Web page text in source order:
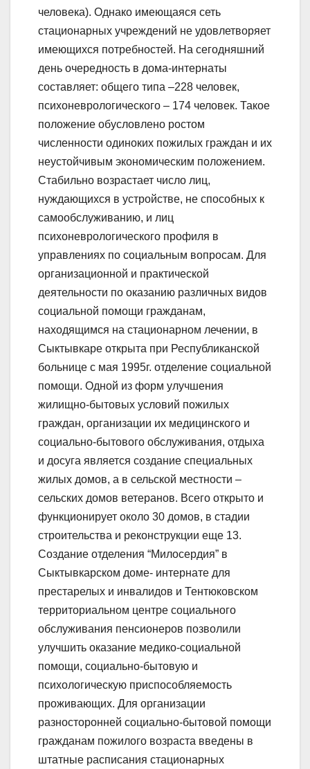
человека). Однако имеющаяся сеть
стационарных учреждений не удовлетворяет
имеющихся потребностей. На сегодняшний
день очередность в дома-интернаты
составляет: общего типа –228 человек,
психоневрологического – 174 человек. Такое
положение обусловлено ростом
численности одиноких пожилых граждан и их
неустойчивым экономическим положением.
Стабильно возрастает число лиц,
нуждающихся в устройстве, не способных к
самообслуживанию, и лиц
психоневрологического профиля в
управлениях по социальным вопросам. Для
организационной и практической
деятельности по оказанию различных видов
социальной помощи гражданам,
находящимся на стационарном лечении, в
Сыктывкаре открыта при Республиканской
больнице с мая 1995г. отделение социальной
помощи. Одной из форм улучшения
жилищно-бытовых условий пожилых
граждан, организации их медицинского и
социально-бытового обслуживания, отдыха
и досуга является создание специальных
жилых домов, а в сельской местности –
сельских домов ветеранов. Всего открыто и
функционирует около 30 домов, в стадии
строительства и реконструкции еще 13.
Создание отделения “Милосердия” в
Сыктывкарском доме- интернате для
престарелых и инвалидов и Тентюковском
территориальном центре социального
обслуживания пенсионеров позволили
улучшить оказание медико-социальной
помощи, социально-бытовую и
психологическую приспособляемость
проживающих. Для организации
разносторонней социально-бытовой помощи
гражданам пожилого возраста введены в
штатные расписания стационарных